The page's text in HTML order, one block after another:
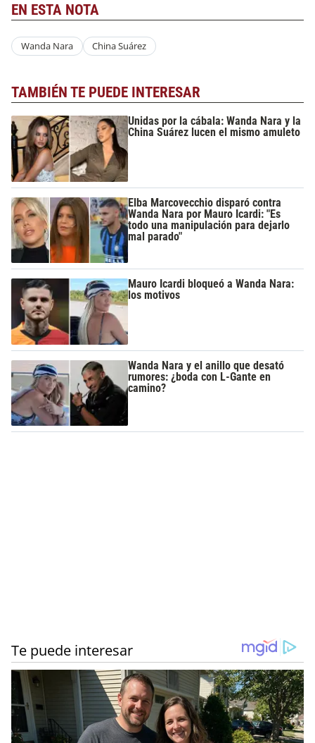
EN ESTA NOTA
Wanda Nara China Suárez
TAMBIÉN TE PUEDE INTERESAR
Unidas por la cábala: Wanda Nara y la
China Suárez lucen el mismo amuleto
Elba Marcovecchio disparó contra
Wanda Nara por Mauro Icardi: "Es
todo una manipulación para dejarlo
mal parado"
Mauro Icardi bloqueó a Wanda Nara:
los motivos
Wanda Nara y el anillo que desató
rumores: ¿boda con L-Gante en
camino?